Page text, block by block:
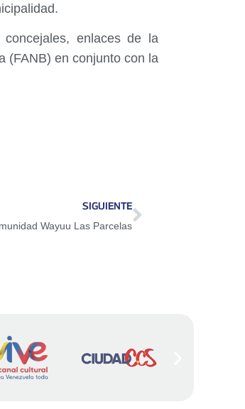
concejales, enlaces de la
(FANB) en conjunto con la
SIGUIENTE
Wayuu Las Parcelas